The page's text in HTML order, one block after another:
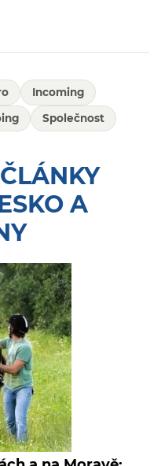
Incoming
Společnost
A